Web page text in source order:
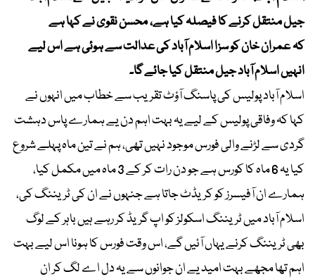
جیل منتقل کرنے کا فیصلہ کیا ہے، محسن نقوی نے کہا ہے
کہ عمران خان کو سزا اسلام آباد کی عدالت سے ہوئی ہے اس لیے
انہیں اسلام آباد جیل منتقل کیا جائے گا۔
اسلام آباد پولیس کی پاسنگ آؤٹ تقریب سے خطاب میں انہوں نے
کہا کہ وفاقی پولیس کے لیے یہ بہت اہم دن یے ہمارے پاس دہشت
گردی سے لڑنے والی فورس موجود نہیں تھی، ہم نے تین ماہ پہلے شروع
کیا یہ 6 ماہ کا کورس ہے جو دن رات کر کے 3 ماہ میں مکمل کیا،
ہمارے ان آفیسرز کو کریڈٹ جاتا ہے جنہوں نے ان کی ٹریننگ کی،
اسلام آباد میں ٹریننگ اسکولز کو اپ گریڈ کر رہے ہیں باہر کے لوگ
بھی ٹریننگ کرنے یہاں آئیں گے، اس وقت فورس کا ہونا اس لیے بہت
اہم تھا مجھے بہت امید یے ان جوانوں سے یہ دل اے لگ کر ان